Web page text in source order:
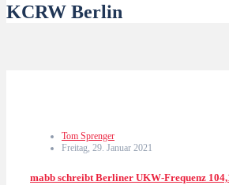
KCRW Berlin
Tom Sprenger
Freitag, 29. Januar 2021
mabb schreibt Berliner UKW-Frequenz